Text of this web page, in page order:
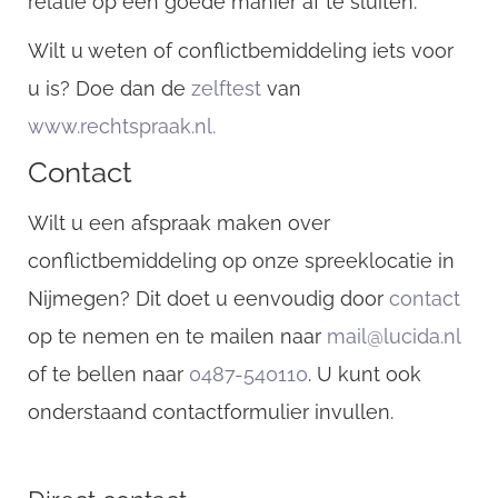
Wilt u weten of conflictbemiddeling iets voor
u is? Doe dan de zelftest van
www.rechtspraak.nl.
Contact
Wilt u een afspraak maken over
conflictbemiddeling op onze spreeklocatie in
Nijmegen? Dit doet u eenvoudig door contact
op te nemen en te mailen naar mail@lucida.nl
of te bellen naar 0487-540110. U kunt ook
onderstaand contactformulier invullen.